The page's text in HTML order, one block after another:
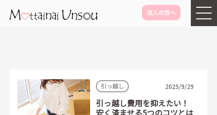
法人の方へ
引っ越し 2025/9/29
引っ越し費用を抑えたい！
安く済ませる5つのコツとは